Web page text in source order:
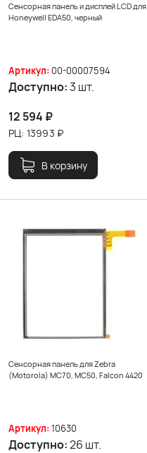
Сенсорная панель и дисплей LCD для
Honeywell EDA50, черный
Артикул: 00-00007594
Доступно:3 шт.
12 594 ₽
РЦ: 13993 ₽
В корзину
Сенсорная панель для Zebra
(Motorola) MC70, MC50, Falcon 4420
Артикул: 10630
Доступно:26 шт.